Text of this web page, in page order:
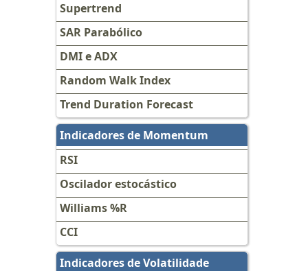
Supertrend
SAR Parabólico
DMI e ADX
Random Walk Index
Trend Duration Forecast
Indicadores de Momentum
RSI
Oscilador estocástico
Williams %R
CCI
Indicadores de Volatilidade